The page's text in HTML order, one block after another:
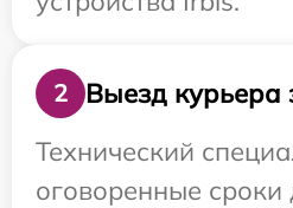
2
Выезд курьера
Технический
оговоренные сроки